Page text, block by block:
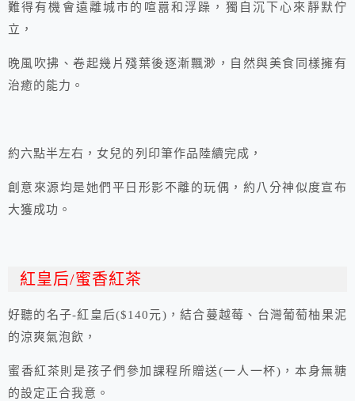
難得有機會遠離城市的喧囂和浮躁，獨自沉下心來靜默佇
立，
晚風吹拂、卷起幾片殘葉後逐漸飄渺，自然與美食同樣擁有
治癒的能力。
約六點半左右，女兒的列印筆作品陸續完成，
創意來源均是她們平日形影不離的玩偶，約八分神似度宣布
大獲成功。
紅皇后/蜜香紅茶
好聽的名子-紅皇后($140元) ，結合蔓越莓、台灣葡萄柚果泥
的涼爽氣泡飲，
蜜香紅茶則是孩子們參加課程所贈送(一人一杯)，本身無糖
的設定正合我意。